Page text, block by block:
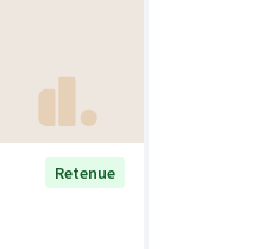
Retenue